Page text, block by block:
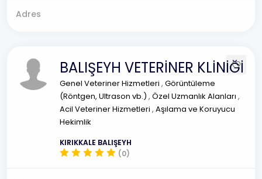
Adres
BALIŞEYH VETERİNER KLİNİĞİ
Genel Veteriner Hizmetleri , Görüntüleme
(Röntgen, Ultrason vb.) , Özel Uzmanlık Alanları ,
Acil Veteriner Hizmetleri , Aşılama ve Koruyucu
Hekimlik
KIRIKKALE BALIŞEYH
(0)